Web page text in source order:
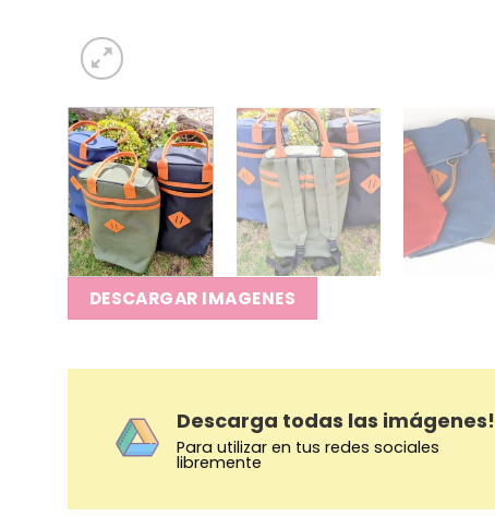
DESCARGAR IMAGENES
Descarga todas las imágenes!
Para utilizar en tus redes sociales
libremente